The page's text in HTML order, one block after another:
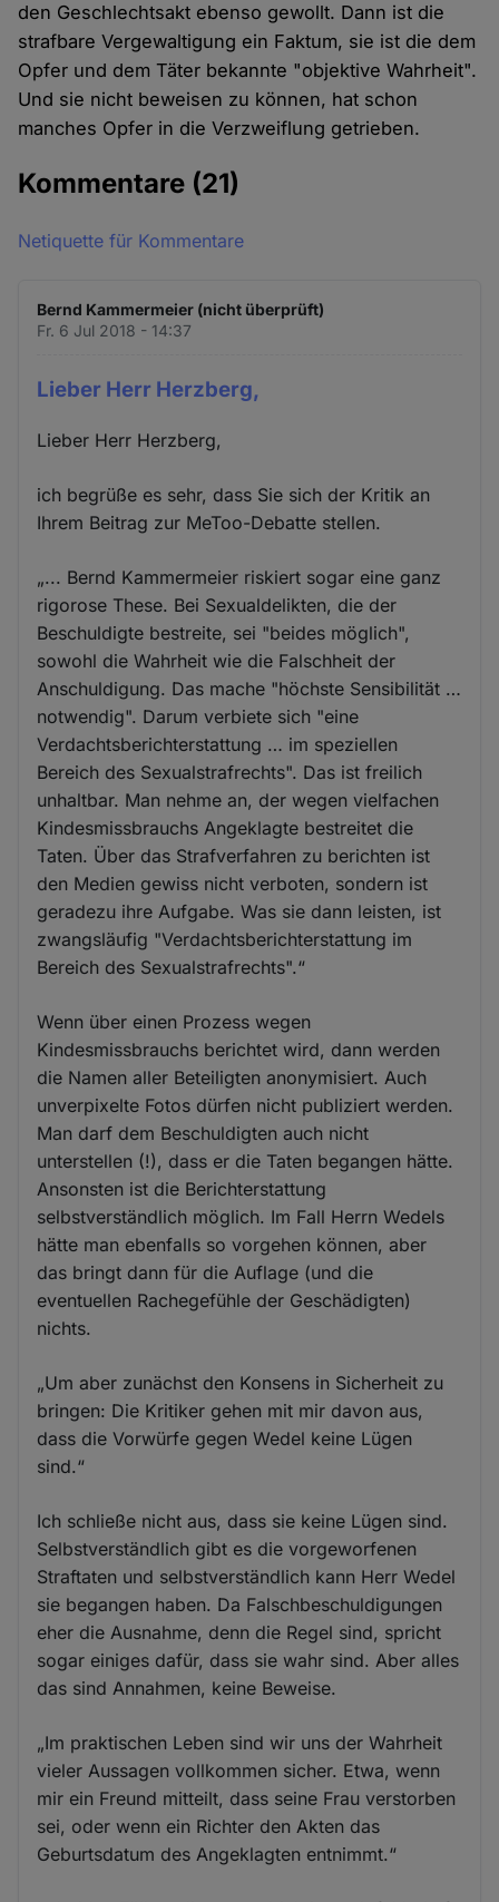
den Geschlechtsakt ebenso gewollt. Dann ist die
strafbare Vergewaltigung ein Faktum, sie ist die dem
Opfer und dem Täter bekannte "objektive Wahrheit".
Und sie nicht beweisen zu können, hat schon
manches Opfer in die Verzweiflung getrieben.
Kommentare (21)
Netiquette für Kommentare
Bernd Kammermeier (nicht überprüft)
Fr. 6 Jul 2018 - 14:37
Lieber Herr Herzberg,
Lieber Herr Herzberg,
ich begrüße es sehr, dass Sie sich der Kritik an
Ihrem Beitrag zur MeToo-Debatte stellen.
„... Bernd Kammermeier riskiert sogar eine ganz
rigorose These. Bei Sexualdelikten, die der
Beschuldigte bestreite, sei "beides möglich",
sowohl die Wahrheit wie die Falschheit der
Anschuldigung. Das mache "höchste Sensibilität …
notwendig". Darum verbiete sich "eine
Verdachtsberichterstattung … im speziellen
Bereich des Sexualstrafrechts". Das ist freilich
unhaltbar. Man nehme an, der wegen vielfachen
Kindesmissbrauchs Angeklagte bestreitet die
Taten. Über das Strafverfahren zu berichten ist
den Medien gewiss nicht verboten, sondern ist
geradezu ihre Aufgabe. Was sie dann leisten, ist
zwangsläufig "Verdachtsberichterstattung im
Bereich des Sexualstrafrechts".“
Wenn über einen Prozess wegen
Kindesmissbrauchs berichtet wird, dann werden
die Namen aller Beteiligten anonymisiert. Auch
unverpixelte Fotos dürfen nicht publiziert werden.
Man darf dem Beschuldigten auch nicht
unterstellen (!), dass er die Taten begangen hätte.
Ansonsten ist die Berichterstattung
selbstverständlich möglich. Im Fall Herrn Wedels
hätte man ebenfalls so vorgehen können, aber
das bringt dann für die Auflage (und die
eventuellen Rachegefühle der Geschädigten)
nichts.
„Um aber zunächst den Konsens in Sicherheit zu
bringen: Die Kritiker gehen mit mir davon aus,
dass die Vorwürfe gegen Wedel keine Lügen
sind.“
Ich schließe nicht aus, dass sie keine Lügen sind.
Selbstverständlich gibt es die vorgeworfenen
Straftaten und selbstverständlich kann Herr Wedel
sie begangen haben. Da Falschbeschuldigungen
eher die Ausnahme, denn die Regel sind, spricht
sogar einiges dafür, dass sie wahr sind. Aber alles
das sind Annahmen, keine Beweise.
„Im praktischen Leben sind wir uns der Wahrheit
vieler Aussagen vollkommen sicher. Etwa, wenn
mir ein Freund mitteilt, dass seine Frau verstorben
sei, oder wenn ein Richter den Akten das
Geburtsdatum des Angeklagten entnimmt.“